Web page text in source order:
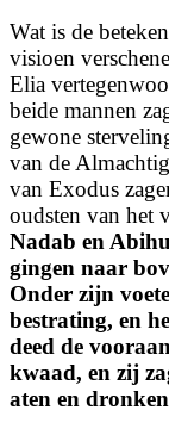
Wat is de
visioen
Elia
beide mannen
gewone
van de
van Exodus
oudsten van het
Nadab en
gingen naar
Onder zijn
bestrating, en
deed de
kwaad, en zij
aten en